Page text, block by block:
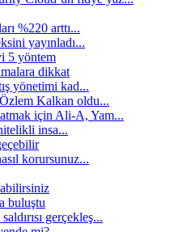
%220 arttı...
yayınladı...
5 yöntem
dikkat
yönetimi kad...
Kalkan oldu...
için Ali-A, Yam...
insa...
korursunuz...
buluştu
gerçekleş...